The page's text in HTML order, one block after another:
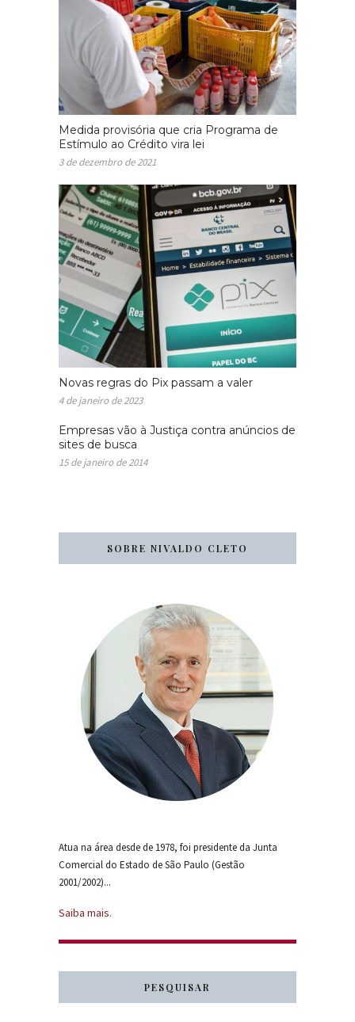
Medida provisória que cria Programa de
Estímulo ao Crédito vira lei
3 de dezembro de 2021
Novas regras do Pix passam a valer
4 de janeiro de 2023
Empresas vão à Justiça contra anúncios de
sites de busca
15 de janeiro de 2014
SOBRE NIVALDO CLETO
Atua na área desde de 1978, foi presidente da Junta
Comercial do Estado de São Paulo (Gestão
2001/2002)...
Saiba mais.
PESQUISAR